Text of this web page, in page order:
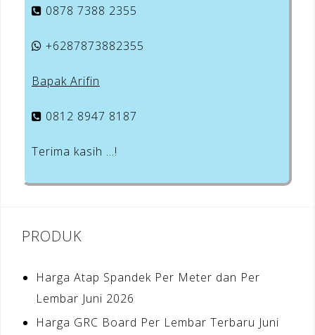
0878 7388 2355
+6287873882355
Bapak Arifin
0812 8947 8187
Terima kasih …!
PRODUK
Harga Atap Spandek Per Meter dan Per
Lembar Juni 2026
Harga GRC Board Per Lembar Terbaru Juni